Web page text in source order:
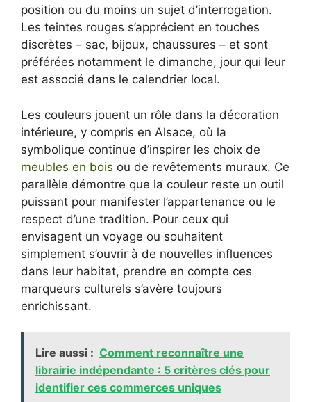
position ou du moins un sujet d’interrogation.
Les teintes rouges s’apprécient en touches
discrètes – sac, bijoux, chaussures – et sont
préférées notamment le dimanche, jour qui leur
est associé dans le calendrier local.
Les couleurs jouent un rôle dans la décoration
intérieure, y compris en Alsace, où la
symbolique continue d’inspirer les choix de
meubles en bois ou de revêtements muraux. Ce
parallèle démontre que la couleur reste un outil
puissant pour manifester l’appartenance ou le
respect d’une tradition. Pour ceux qui
envisagent un voyage ou souhaitent
simplement s’ouvrir à de nouvelles influences
dans leur habitat, prendre en compte ces
marqueurs culturels s’avère toujours
enrichissant.
Lire aussi : Comment reconnaître une
librairie indépendante : 5 critères clés pour
identifier ces commerces uniques